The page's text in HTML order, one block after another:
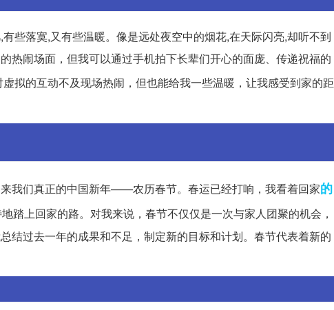
些落寞,又有些温暖。像是远处夜空中的烟花,在天际闪亮,却听不到
热闹场面，但我可以通过手机拍下长辈们开心的面庞、传递祝福的
拟的互动不及现场热闹，但也能给我一些温暖，让我感受到家的距
我们真正的中国新年——农历春节。春运已经打响，我看着回家的
踏上回家的路。对我来说，春节不仅仅是一次与家人团聚的机会，
结过去一年的成果和不足，制定新的目标和计划。春节代表着新的